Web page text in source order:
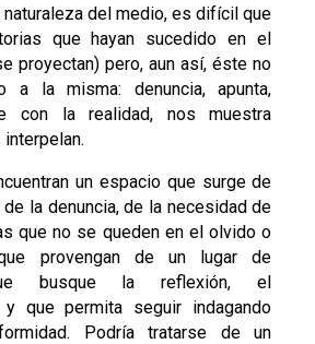
naturaleza del medio, es difícil que
que hayan sucedido en el
proyectan) pero, aun así, éste no
a la misma: denuncia, apunta,
con la realidad, nos muestra
un espacio que surge de
la denuncia, de la necesidad de
que no se queden en el olvido o
provengan de un lugar de
busque la reflexión, el
y que permita seguir indagando
Podría tratarse de un